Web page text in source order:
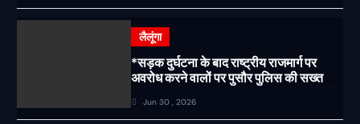
लैलूंगा
*सड़क दुर्घटना के बाद राष्ट्रीय राजमार्ग पर
अवरोध करने वालों पर पुसौर पुलिस की सख्त
Jun 30 , 2026